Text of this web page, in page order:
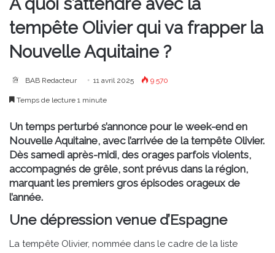
A quoi s’attendre avec la
tempête Olivier qui va frapper la
Nouvelle Aquitaine ?
BAB Redacteur 11 avril 2025 9 570
Temps de lecture 1 minute
Un temps perturbé s’annonce pour le week-end en
Nouvelle Aquitaine, avec l’arrivée de la tempête Olivier.
Dès samedi après-midi, des orages parfois violents,
accompagnés de grêle, sont prévus dans la région,
marquant les premiers gros épisodes orageux de
l’année.
Une dépression venue d’Espagne
La tempête Olivier, nommée dans le cadre de la liste